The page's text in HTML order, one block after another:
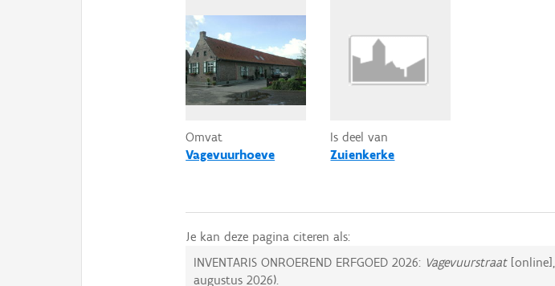
Omvat
Vagevuurhoeve
Is deel van
Zuienkerke
Je kan deze pagina citeren als:
INVENTARIS ONROEREND ERFGOED 2026: Vagevuurstraat[online],
augustus 2026).